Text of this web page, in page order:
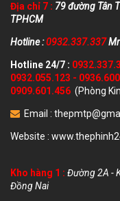
Địa chỉ 7 : 79 đường Tân
TPHCM
Hotline :0932.337.337Mr
Hotline 24/7 :
0932.055.123 -
0909.601.456 (Phòng
Email :
Website :
Kho hàng 1 : Đường 2A -
Đồng Nai